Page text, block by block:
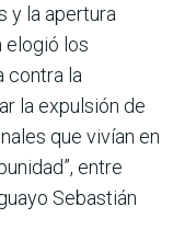
y la apertura
elogió los
contra la
la expulsión de
que vivían en
entre
Sebastián